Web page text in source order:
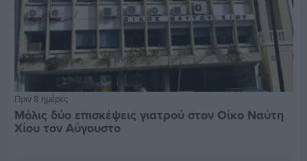
Πριν 8 ημέρες
Μόλις δύο επισκέψεις γιατρού στον Οίκο Ναύτη
Χίου τον Αύγουστο